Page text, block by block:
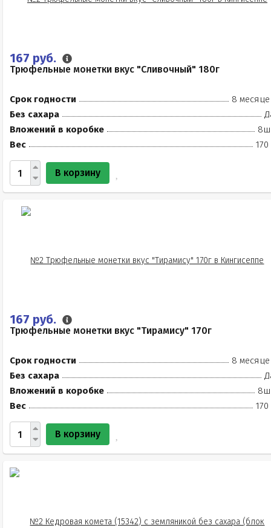
167 руб.
Трюфельные монетки вкус "Сливочный" 180г
Срок годности
8
Без сахара
Вложений в коробке
Вес
170
В корзину
167 руб.
Трюфельные монетки вкус "Тирамису" 170г
Срок годности
8
Без сахара
Вложений в коробке
Вес
170
В корзину